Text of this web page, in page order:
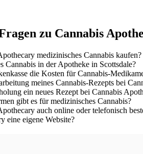
zu Cannabis
medizinisches Cannabis kaufen?
Cannabis in der Apotheke in Scottsdale?
die Kosten für Cannabis-
meines Cannabis-Rezepts bei
ein neues Rezept bei Cannabis
gibt es für medizinisches Cannabis?
auch online oder telefonisch
eine eigene Website?